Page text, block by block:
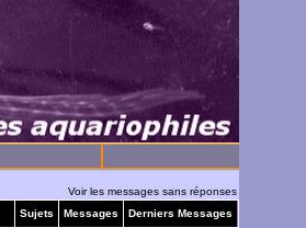
Voir les messages sans réponses
Sujets Messages Derniers Messages